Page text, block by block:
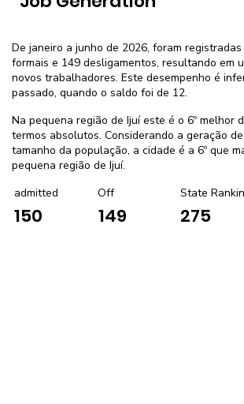
De janeiro a junho de 2026, foram
formais e 149 desligamentos, resultando em
novos trabalhadores. Este desempenho é
passado, quando o saldo foi de 12.
Na pequena região de Ijuí este é o 6º melhor
termos absolutos. Considerando a geração
tamanho da população, a cidade é a 6º que
pequena região de Ijuí.
admitted
150
Off
149
State
275